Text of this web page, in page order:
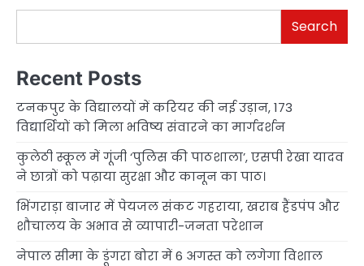
Search
Recent Posts
टनकपुर के विद्यालयों में करियर की नई उड़ान, 173
विद्यार्थियों को मिला भविष्य संवारने का मार्गदर्शन
कुलेठी स्कूल में गूंजी ‘पुलिस की पाठशाला’, एसपी रेखा यादव
ने छात्रों को पढ़ाया सुरक्षा और कानून का पाठ।
भिंगराड़ा बाजार में पेयजल संकट गहराया, खराब हैंडपंप और
शौचालय के अभाव से व्यापारी-जनता परेशान
नेपाल सीमा के डूंगरा बोरा में 6 अगस्त को लगेगा विशाल